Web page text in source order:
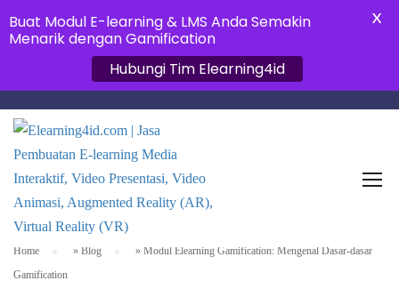
APLIKASI E-LEARNING
Home » Blog » Modul Elearning Gamification: Mengenal Dasar-dasar
Gamification
Buat Modul E-learning & LMS Anda Semakin
Menarik dengan Gamification
Hubungi Tim Elearning4id
X